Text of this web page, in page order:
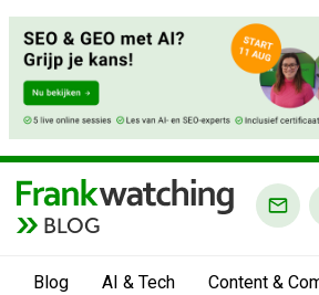
BLOG
Blog AI & Tech Content &